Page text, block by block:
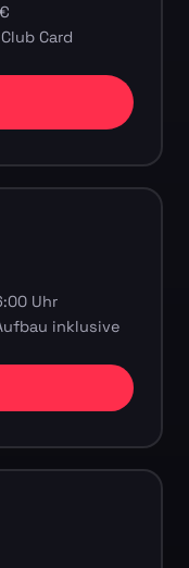
Card
Uhr
inklusive